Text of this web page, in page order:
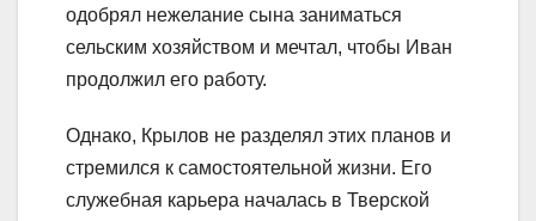
одобрял нежелание сына заниматься
сельским хозяйством и мечтал, чтобы Иван
продолжил его работу.
Однако, Крылов не разделял этих планов и
стремился к самостоятельной жизни. Его
служебная карьера началась в Тверской